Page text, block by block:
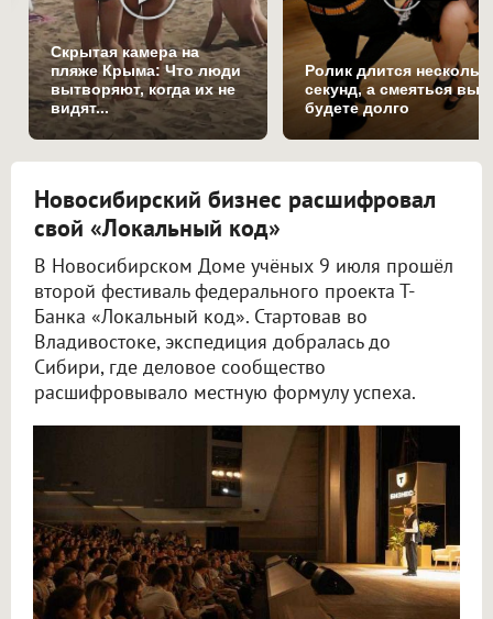
Скрытая камера на
пляже Крыма: Что люди
вытворяют, когда их не
видят...
Ролик длится
секунд, а смеяться вы
будете долго
Новосибирский бизнес расшифровал
свой «Локальный код»
В Новосибирском Доме учёных 9 июля прошёл
второй фестиваль федерального проекта Т-
Банка «Локальный код». Стартовав во
Владивостоке, экспедиция добралась до
Сибири, где деловое сообщество
расшифровывало местную формулу успеха.